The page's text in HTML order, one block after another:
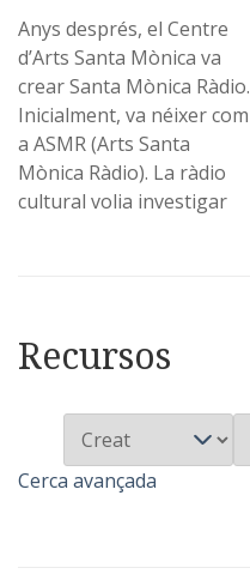
Anys després, el Centre
d’Arts Santa Mònica va
crear Santa Mònica Ràdio.
Inicialment, va néixer com
a ASMR (Arts Santa
Mònica Ràdio). La ràdio
cultural volia investigar
Recursos
Cerca avançada